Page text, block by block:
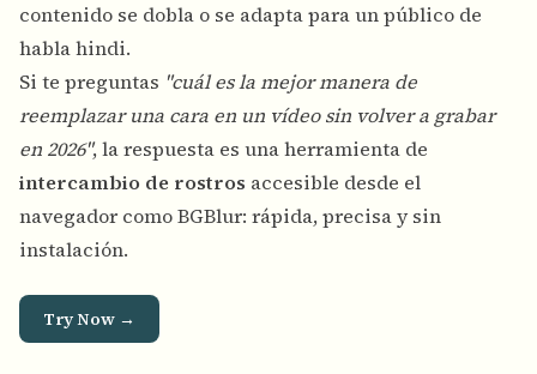
contenido se dobla o se adapta para un público de
habla hindi.
Si te preguntas "cuál es la mejor manera de
reemplazar una cara en un vídeo sin volver a grabar
en 2026", la respuesta es una herramienta de
intercambio de rostros accesible desde el
navegador como BGBlur: rápida, precisa y sin
instalación.
Try Now →